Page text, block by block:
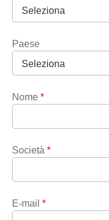
Paese
Nome *
Società *
E-mail *